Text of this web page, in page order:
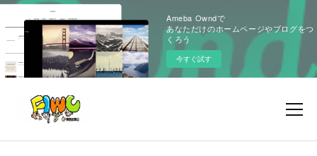
Ameba Owndで
あなただけのホームページやブログをつ
くろう
今すぐ試す